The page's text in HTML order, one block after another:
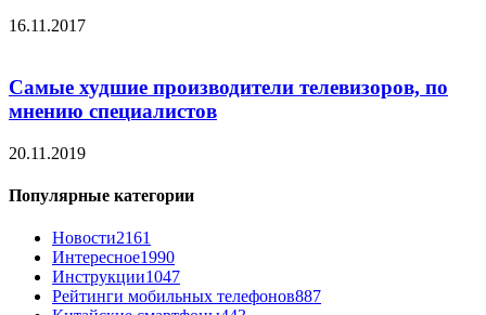
16.11.2017
Самые худшие производители телевизоров, по
мнению специалистов
20.11.2019
Популярные категории
Новости2161
Интересное1990
Инструкции1047
Рейтинги мобильных телефонов887